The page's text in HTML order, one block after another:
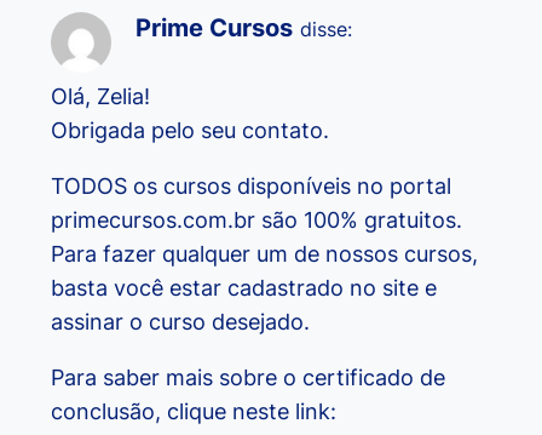
Prime Cursos disse:
Olá, Zelia!
Obrigada pelo seu contato.
TODOS os cursos disponíveis no portal
primecursos.com.br são 100% gratuitos.
Para fazer qualquer um de nossos cursos,
basta você estar cadastrado no site e
assinar o curso desejado.
Para saber mais sobre o certificado de
conclusão, clique neste link: